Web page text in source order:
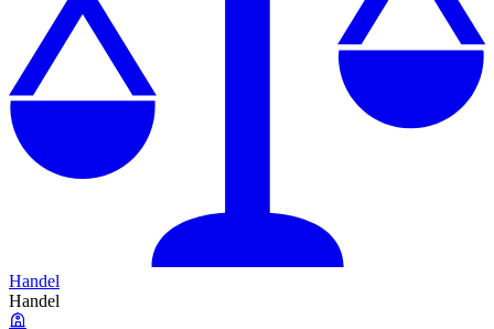
Handel
Handel